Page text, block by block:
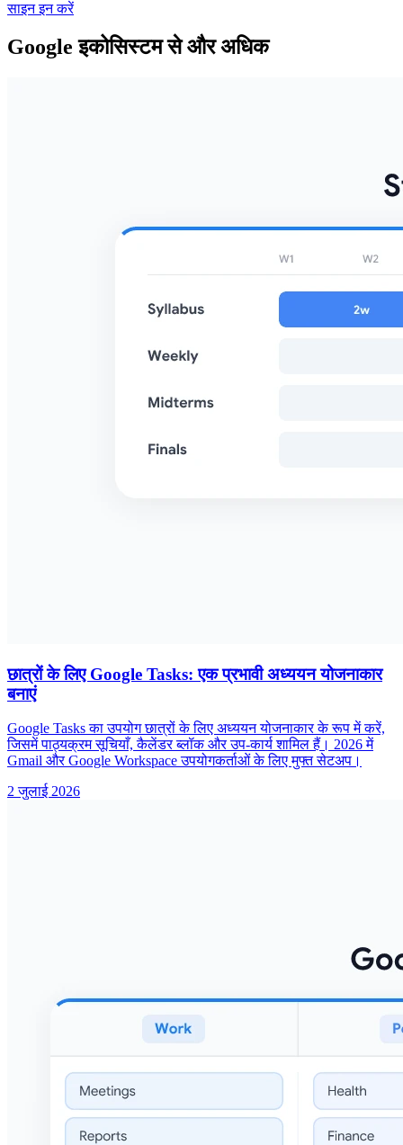
साइन इन करें
Google इकोसिस्टम से और अधिक
छात्रों के लिए Google Tasks: एक प्रभावी अध्ययन योजनाकार
बनाएं
Google Tasks का उपयोग छात्रों के लिए अध्ययन योजनाकार के रूप में करें,
जिसमें पाठ्यक्रम सूचियाँ, कैलेंडर ब्लॉक और उप-कार्य शामिल हैं। 2026 में
Gmail और Google Workspace उपयोगकर्ताओं के लिए मुफ्त सेटअप।
2 जुलाई 2026